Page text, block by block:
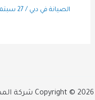
الصيانة في دبي / 27 سبتمبر، 2023
Copyright © 2026 شركة المصطفى | تصميم وتطوير شركة